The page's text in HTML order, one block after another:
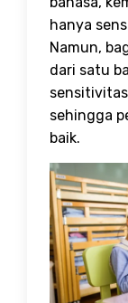
hanya
Namun,
dari satu
sehingga
baik.